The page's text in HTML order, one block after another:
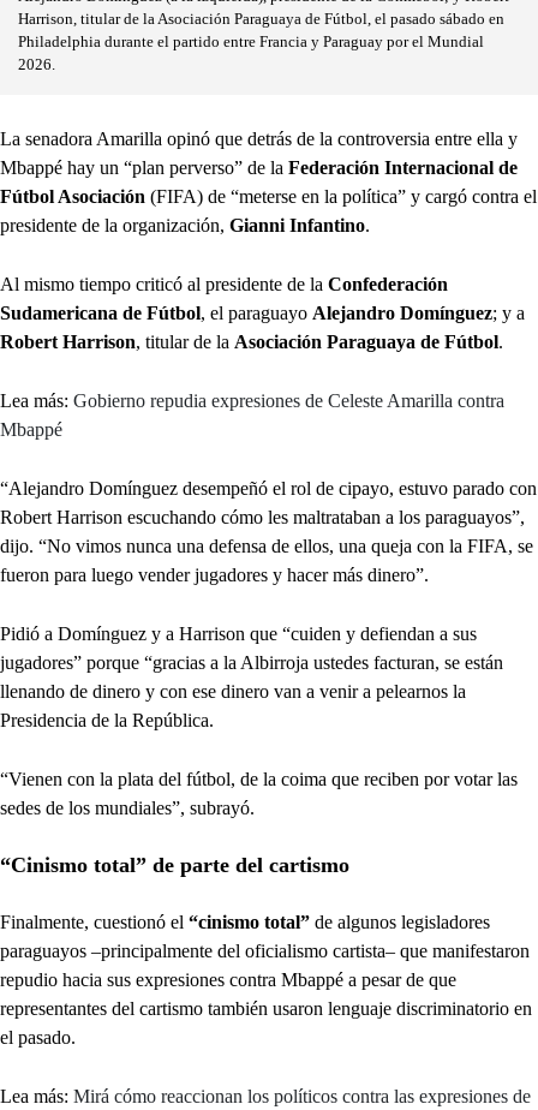
Harrison, titular de la Asociación Paraguaya de Fútbol, el pasado sábado en
Philadelphia durante el partido entre Francia y Paraguay por el Mundial
2026.
La senadora Amarilla opinó que detrás de la controversia entre ella y
Mbappé hay un “plan perverso” de la Federación Internacional de
Fútbol Asociación (FIFA) de “meterse en la política” y cargó contra el
presidente de la organización, Gianni Infantino.
Al mismo tiempo criticó al presidente de la Confederación
Sudamericana de Fútbol, el paraguayo Alejandro Domínguez; y a
Robert Harrison, titular de la Asociación Paraguaya de Fútbol.
Lea más: Gobierno repudia expresiones de Celeste Amarilla contra
Mbappé
“Alejandro Domínguez desempeñó el rol de cipayo, estuvo parado con
Robert Harrison escuchando cómo les maltrataban a los paraguayos”,
dijo. “No vimos nunca una defensa de ellos, una queja con la FIFA, se
fueron para luego vender jugadores y hacer más dinero”.
Pidió a Domínguez y a Harrison que “cuiden y defiendan a sus
jugadores” porque “gracias a la Albirroja ustedes facturan, se están
llenando de dinero y con ese dinero van a venir a pelearnos la
Presidencia de la República.
“Vienen con la plata del fútbol, de la coima que reciben por votar las
sedes de los mundiales”, subrayó.
“Cinismo total” de parte del cartismo
Finalmente, cuestionó el “cinismo total” de algunos legisladores
paraguayos –principalmente del oficialismo cartista– que manifestaron
repudio hacia sus expresiones contra Mbappé a pesar de que
representantes del cartismo también usaron lenguaje discriminatorio en
el pasado.
Lea más: Mirá cómo reaccionan los políticos contra las expresiones de